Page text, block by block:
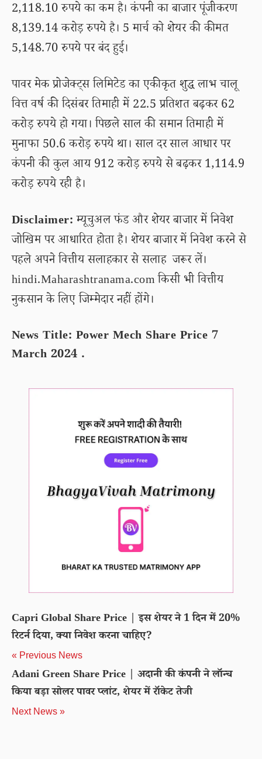
2,118.10 रुपये का कम है। कंपनी का बाजार पूंजीकरण
8,139.14 करोड़ रुपये है। 5 मार्च को शेयर की कीमत
5,148.70 रुपये पर बंद हुई।
पावर मेक प्रोजेक्ट्स लिमिटेड का एकीकृत शुद्ध लाभ चालू
वित्त वर्ष की दिसंबर तिमाही में 22.5 प्रतिशत बढ़कर 62
करोड़ रुपये हो गया। पिछले साल की समान तिमाही में
मुनाफा 50.6 करोड़ रुपये था। साल दर साल आधार पर
कंपनी की कुल आय 912 करोड़ रुपये से बढ़कर 1,114.9
करोड़ रुपये रही है।
Disclaimer:म्यूचुअल फंड और शेयर बाजार में निवेश
जोखिम पर आधारित होता है। शेयर बाजार में निवेश करने से
पहले अपने वित्तीय सलाहकार से सलाह जरूर लें।
hindi.Maharashtranama.com किसी भी वित्तीय
नुकसान के लिए जिम्मेदार नहीं होंगे।
News Title: Power Mech Share Price 7
March 2024 .
Capri Global Share Price | इस शेयर ने 1 दिन में 20%
रिटर्न दिया, क्या निवेश करना चाहिए?
« Previous News
Adani Green Share Price | अदानी की कंपनी ने लॉन्च
किया बड़ा सोलर पावर प्लांट, शेयर में रॉकेट तेजी
Next News »